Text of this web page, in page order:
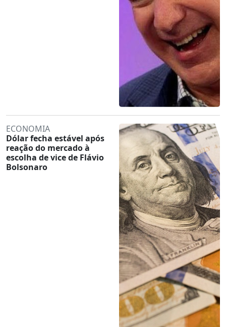
ECONOMIA
Dólar fecha estável após
reação do mercado à
escolha de vice de Flávio
Bolsonaro